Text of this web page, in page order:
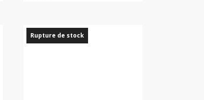
Rupture de stock